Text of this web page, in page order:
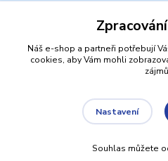
Vytvořeno na
Náš e-shop a partneři potřebují
cookies, aby Vám mohli
Nastavení
Souhlas můžete